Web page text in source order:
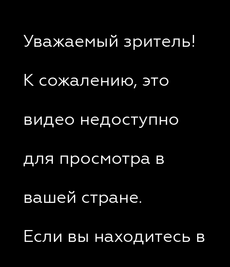
Уважаемый зритель!
К сожалению, это
видео недоступно
для просмотра в
вашей стране.
Если вы находитесь в